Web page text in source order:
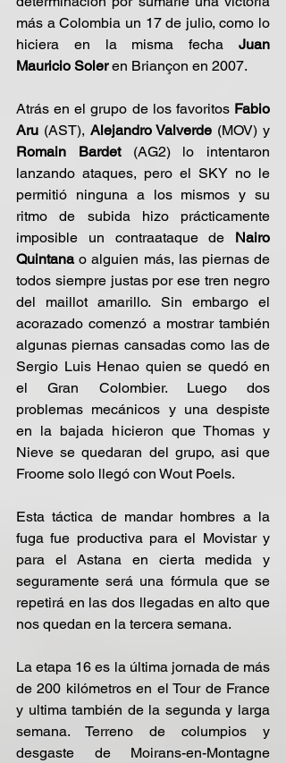
más a Colombia un 17 de julio, como lo
hiciera en la misma fecha Juan
Mauricio Soler en Briançon en 2007.
Atrás en el grupo de los favoritos Fabio
Aru (AST), Alejandro Valverde
Romain Bardet (AG2) lo intentaron
lanzando ataques, pero el SKY no le
permitió ninguna a los mismos y su
ritmo de subida hizo prácticamente
imposible un contraataque de Nairo
Quintana o alguien más, las piernas de
todos siempre justas por ese tren negro
del maillot amarillo. Sin embargo el
acorazado comenzó a mostrar también
algunas piernas cansadas como las de
Sergio Luis Henao quien se quedó en
el Gran Colombier. Luego dos
problemas mecánicos y una despiste
en la bajada hicieron que Thomas y
Nieve se quedaran del grupo, asi que
Froome solo llegó con Wout Poels.
Esta táctica de mandar hombres a la
fuga fue productiva para el Movistar y
para el Astana en cierta medida y
seguramente será una fórmula que se
repetirá en las dos llegadas en alto que
nos quedan en la tercera semana.
La etapa 16 es la última jornada de más
de 200 kilómetros en el Tour de France
y ultima también de la segunda y larga
semana. Terreno de columpios y
desgaste de Moirans-en-Montagne